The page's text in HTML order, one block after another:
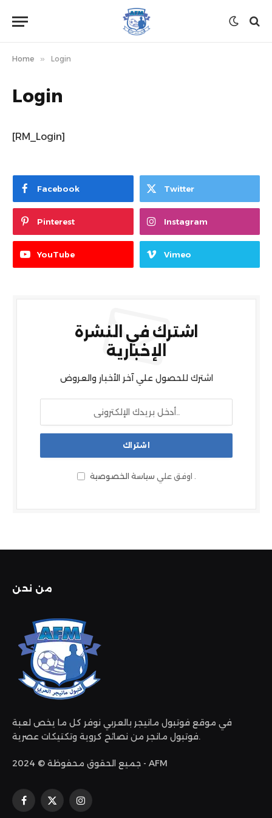
Home » Login
Login
[RM_Login]
Facebook Twitter
Pinterest Instagram
YouTube Vimeo
اشترك في النشرة
الإخبارية
اشترك للحصول علي آخر الأخبار والعروض
اوفق علي سياسة الخصوصية .
من نحن
في موقع فوتبول مانيجر بالعربي نوفر كل ما يخص لعبة
فوتبول مانجر من نصائح كروية وتكتيكات عصرية.
جميع الحقوق محفوظة © 2024 - AFM
فيسبوك
X
الانستغرام